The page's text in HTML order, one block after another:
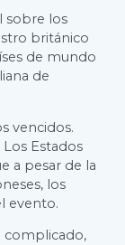
sobre los
británico
de mundo
de
vencidos.
Estados
a pesar de la
los
evento.
complicado,